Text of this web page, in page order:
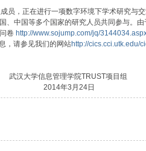
，正在进行一项数字环境下学术研究与交
中国等多个国家的研究人员共同参与。
卷 http://www.sojump.com/jq/
，请参见我们的网站http://cics.cci.utk.edu/
TRUST项目组
24日